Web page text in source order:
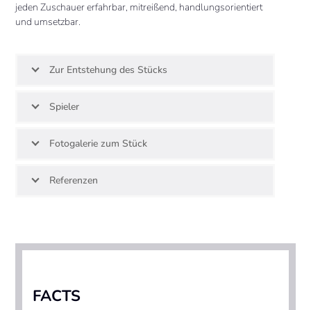
jeden Zuschauer erfahrbar, mitreißend, handlungsorientiert
und umsetzbar.
Zur Entstehung des Stücks
Spieler
Fotogalerie zum Stück
Referenzen
FACTS